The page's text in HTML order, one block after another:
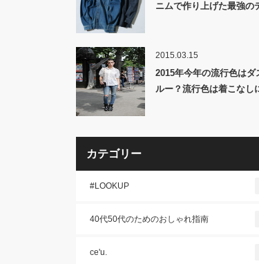
ニムで作り上げた最強の
ト by SHOWA発売！
2015.03.15
2015年今年の流行色はダ
ルー？流行色は着こなし
は？
カテゴリー
#LOOKUP
40代50代のためのおしゃれ指南
ce'u.